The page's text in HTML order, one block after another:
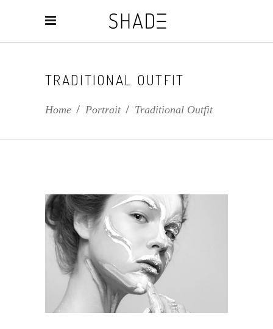
TRADITIONAL OUTFIT
Home / Portrait/ Traditional Outfit